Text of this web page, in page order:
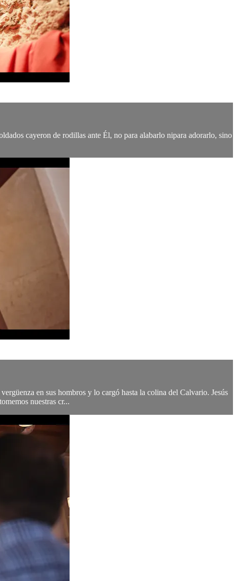
cayeron de rodillas ante Él, no para alabarlo nipara adorarlo, sino
en sus hombros y lo cargó hasta la colina del Calvario. Jesús
nuestras cr...